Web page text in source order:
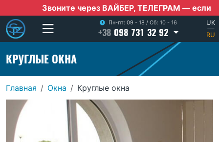
Звоните через ВАЙБЕР, ТЕЛЕГРАМ — если нет
UK
|
RU
Пн-пт: 09 - 18 / Сб: 10 - 16
+38 098 731 32 92
КРУГЛЫЕ ОКНА
Главная Окна Круглые окна